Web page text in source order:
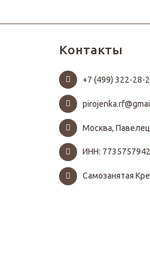
Контакты
+7 (499) 322-28-
Москва,
ИНН:
Самозанятая